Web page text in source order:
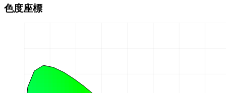
色度座標